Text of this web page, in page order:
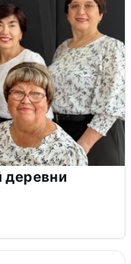
деревни